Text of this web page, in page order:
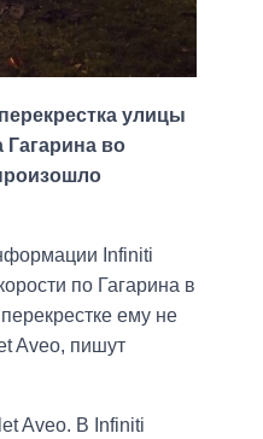
улицы
Гагарина во
Infiniti
по Гагарина в
ему не
Aveo, пишут
Aveo. В Infiniti